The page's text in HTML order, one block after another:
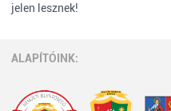
jelen lesznek!
ALAPÍTÓINK: